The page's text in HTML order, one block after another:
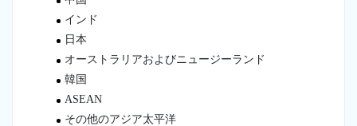
インド
日本
オーストラリアおよびニュージーランド
韓国
ASEAN
その他のアジア太平洋